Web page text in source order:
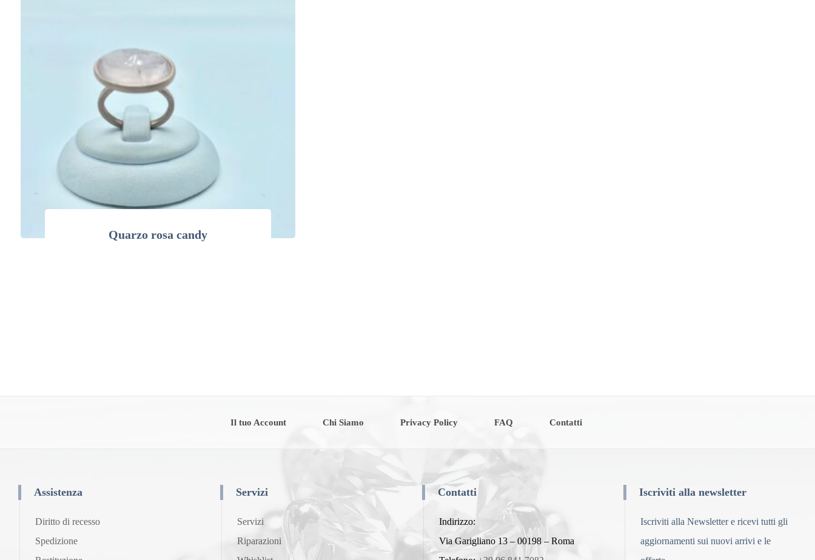
Quarzo rosa candy
Il tuo Account Chi Siamo Privacy Policy FAQ Contatti
Assistenza
Diritto di recesso
Spedizione
Servizi
Servizi
Riparazioni
Contatti
Indirizzo:
Via Garigliano 13 – 00198 – Roma
Iscriviti alla newsletter
Iscriviti alla Newsletter e ricevi tutti gli
aggiornamenti sui nuovi arrivi e le